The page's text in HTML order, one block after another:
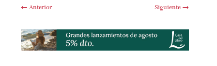
←Anterior Siguiente→